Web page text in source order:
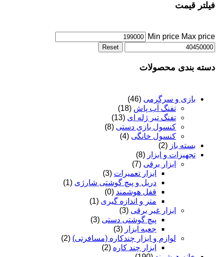
فیلتر قیمت
Min price Max price
Reset
دسته بندی محصولات
بازی و سرگرمی (46)
تفنگ آب پاش (18)
تفنگ تیر ژله ای (13)
کنسول بازی دستی (8)
کنسول خانگی (4)
بسته باز (2)
تجهیزات و ابزار (8)
ابزار برقی (7)
ابزار تعمیرات (3)
دریل و پیچ گوشتی شارژی (1)
قفل هوشمند (0)
متر و اندازه گیری (1)
ابزار غیر برقی (3)
پیچ گوشتی دستی (3)
جعبه ابزار (3)
لوازم و ابزار چندکاره (مسافرتی) (2)
ابزار چند کاره (2)